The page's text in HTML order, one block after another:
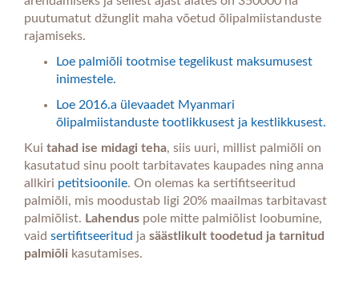
puutumatut džunglit maha võetud õlipalmiistanduste
rajamiseks.
Loe palmiõli tootmise tegelikust maksumusest
inimestele.
Loe 2016.a ülevaadet Myanmari
õlipalmiistanduste tootlikkusest ja kestlikkusest.
Kui tahad ise midagi teha, siis uuri, millist palmiõli on
kasutatud sinu poolt tarbitavates kaupades ning anna
allkiri petitsioonile. On olemas ka sertifitseeritud
palmiõli, mis moodustab ligi 20% maailmas tarbitavast
palmiõlist. Lahendus pole mitte palmiõlist loobumine,
vaid sertifitseeritud ja säästlikult toodetud ja tarnitud
palmiõli kasutamises.